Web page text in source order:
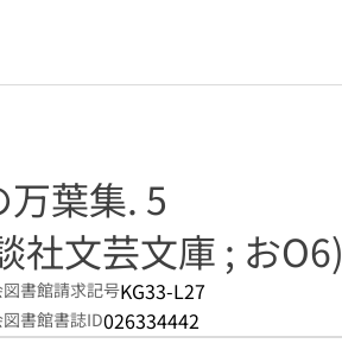
へのリンク
万葉集. 5
社文芸文庫 ; おO6)
書館請求記号KG33-L27
書館書誌ID026334442